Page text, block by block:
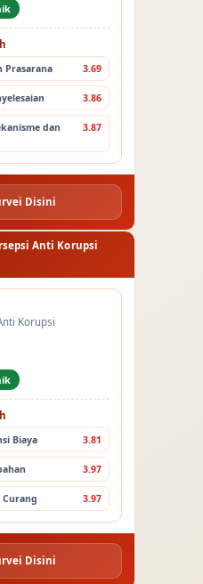
Prasarana 3.69
3.86
dan
3.87
Disini
Anti Korupsi
Korupsi
Biaya 3.81
3.97
3.97
Disini